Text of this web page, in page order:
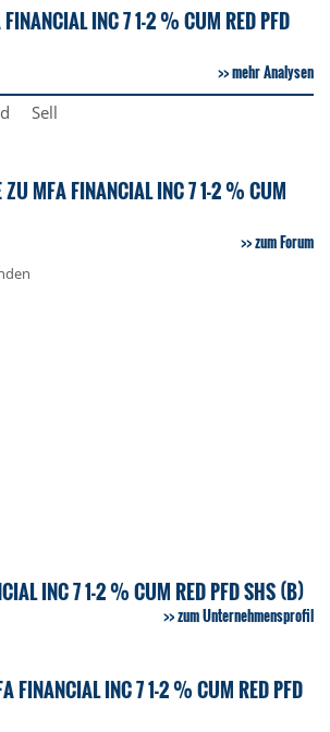
INC 7 1-2 % CUM RED PFD
mehr Analysen
Sell
ZU MFA FINANCIAL INC 7 1-2 % CUM
zum Forum
INC 7 1-2 % CUM RED PFD SHS (B)
zum Unternehmensprofil
FINANCIAL INC 7 1-2 % CUM RED PFD